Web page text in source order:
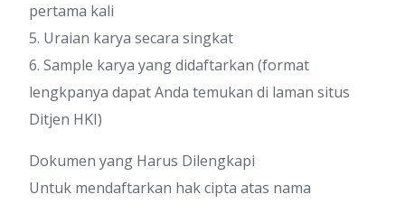
pertama kali
5. Uraian karya secara singkat
6. Sample karya yang didaftarkan (format
lengkpanya dapat Anda temukan di laman situs
Ditjen HKI)
Dokumen yang Harus Dilengkapi
Untuk mendaftarkan hak cipta atas nama